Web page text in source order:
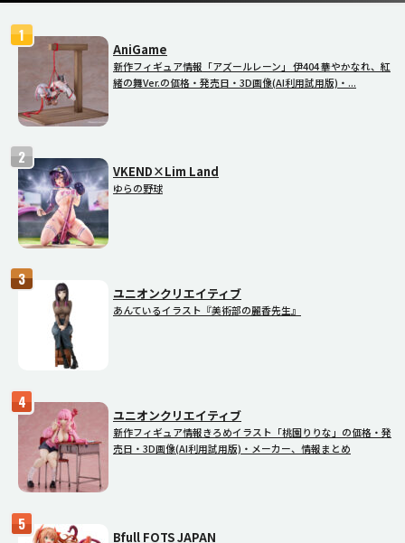
AniGame
新作フィギュア情報「アズールレーン」 伊404 華やかなれ、紅
緒の舞Ver.の価格・発売日・3D画像(AI利用試用版)・...
VKEND×Lim Land
ゆらの野球
ユニオンクリエイティブ
あんているイラスト『美術部の麗香先生』
ユニオンクリエイティブ
新作フィギュア情報きろめイラスト「桃園りりな」の価格・発
売日・3D画像(AI利用試用版)・メーカー、情報まとめ
Bfull FOTS JAPAN